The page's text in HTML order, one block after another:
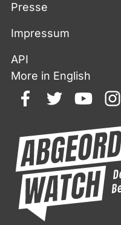
Presse
Impressum
API
More in English
facebooktwitteryoutube